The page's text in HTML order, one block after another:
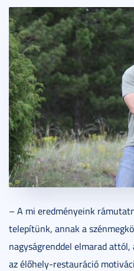
– A mi eredményeink
telepítünk, annak a
nagyságrenddel elmarad
az élőhely-restauráció